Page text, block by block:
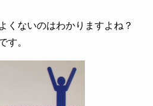
くないのはわかりますよね？
す。